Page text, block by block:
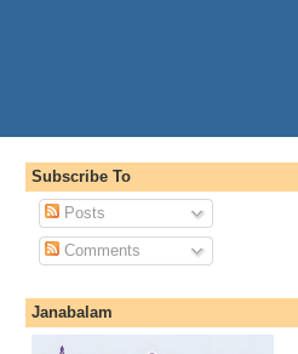
Subscribe To
Posts
Comments
Janabalam